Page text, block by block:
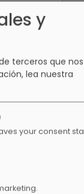
el
y
terceros que nos
lea nuestra
your consent